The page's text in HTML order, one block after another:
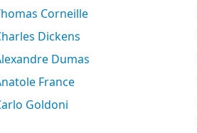
Thomas Corneille
Charles Dickens
Alexandre Dumas
Anatole France
Carlo Goldoni